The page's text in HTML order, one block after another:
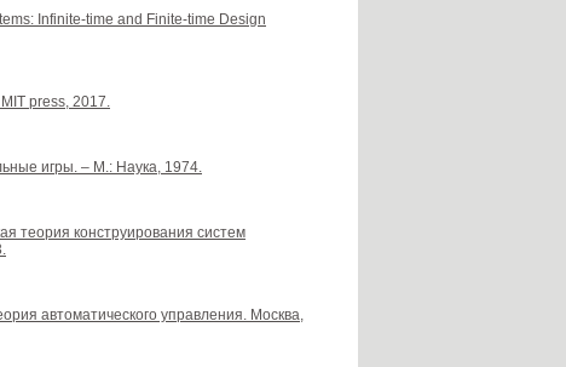
Infinite-time and Finite-time Design
press, 2017.
игры. – М.: Наука, 1974.
теория конструирования систем
автоматического управления. Москва,